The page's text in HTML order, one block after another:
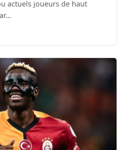
actuels joueurs de haut